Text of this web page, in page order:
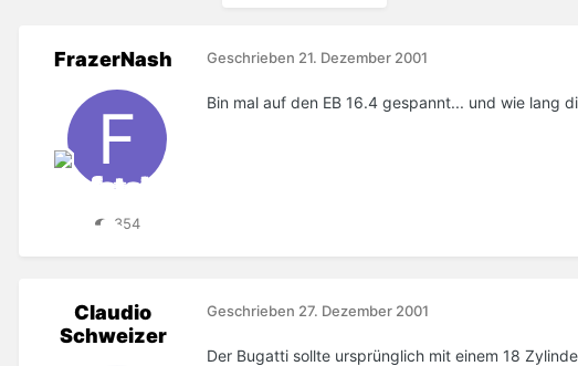
FrazerNash
354
Geschrieben 21. Dezember 2001
Bin mal auf den EB 16.4 gespannt... und wie lang
Claudio
Schweizer
Geschrieben 27. Dezember 2001
Der Bugatti sollte ursprünglich mit einem 18